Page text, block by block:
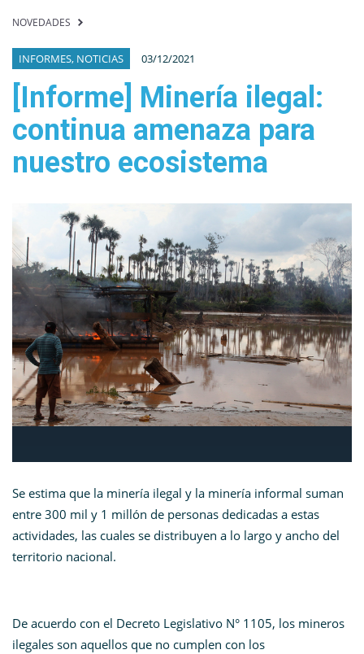
NOVEDADES
INFORMES, NOTICIAS 03/12/2021
[Informe] Minería ilegal:
continua amenaza para
nuestro ecosistema
Se estima que la minería ilegal y la minería informal suman
entre 300 mil y 1 millón de personas dedicadas a estas
actividades, las cuales se distribuyen a lo largo y ancho del
territorio nacional.
De acuerdo con el Decreto Legislativo N° 1105, los mineros
ilegales son aquellos que no cumplen con los